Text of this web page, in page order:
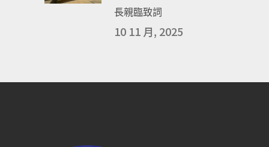
長親臨致詞
10 11 月, 2025